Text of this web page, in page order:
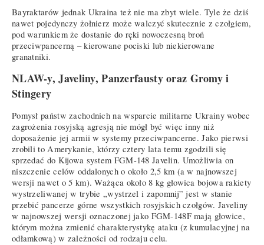
Bayraktarów jednak Ukraina też nie ma zbyt wiele. Tyle że dziś
nawet pojedynczy żołnierz może walczyć skutecznie z czołgiem,
pod warunkiem że dostanie do ręki nowoczesną broń
przeciwpancerną – kierowane pociski lub niekierowane
granatniki.
NLAW-y, Javeliny, Panzerfausty oraz Gromy i
Stingery
Pomysł państw zachodnich na wsparcie militarne Ukrainy wobec
zagrożenia rosyjską agresją nie mógł być więc inny niż
doposażenie jej armii w systemy przeciwpancerne. Jako pierwsi
zrobili to Amerykanie, którzy cztery lata temu zgodzili się
sprzedać do Kijowa system FGM-148 Javelin. Umożliwia on
niszczenie celów oddalonych o około 2,5 km (a w najnowszej
wersji nawet o 5 km). Ważąca około 8 kg głowica bojowa rakiety
wystrzeliwanej w trybie „wystrzel i zapomnij” jest w stanie
przebić pancerze górne wszystkich rosyjskich czołgów. Javeliny
w najnowszej wersji oznaczonej jako FGM-148F mają głowice,
którym można zmienić charakterystykę ataku (z kumulacyjnej na
odłamkową) w zależności od rodzaju celu.